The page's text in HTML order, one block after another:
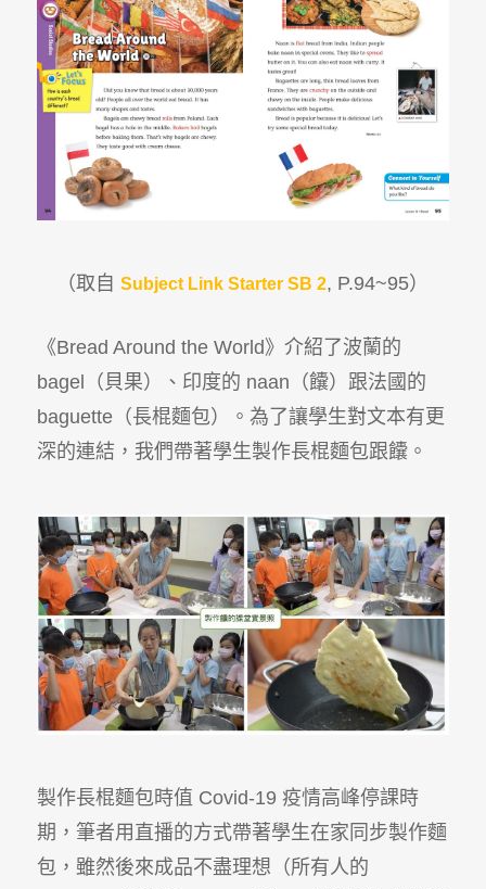
（取自Subject Link Starter SB 2, P.94~95）
《Bread Around the World》介紹了波蘭的
bagel（貝果）、印度的 naan（饢） 跟法國的
baguette（長棍麵包）。為了讓學生對文本有更
深的連結，我們帶著學生製作長棍麵包跟饢。
製作長棍麵包時值 Covid-19 疫情高峰停課時
期，筆者用直播的方式帶著學生在家同步製作麵
包，雖然後來成品不盡理想（所有人的